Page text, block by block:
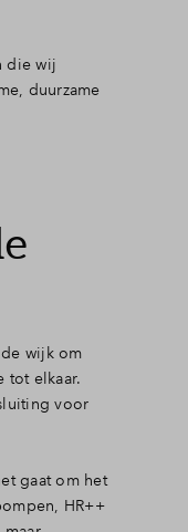
die wij
duurzame
wijk om
tot elkaar.
voor
gaat om het
HR++